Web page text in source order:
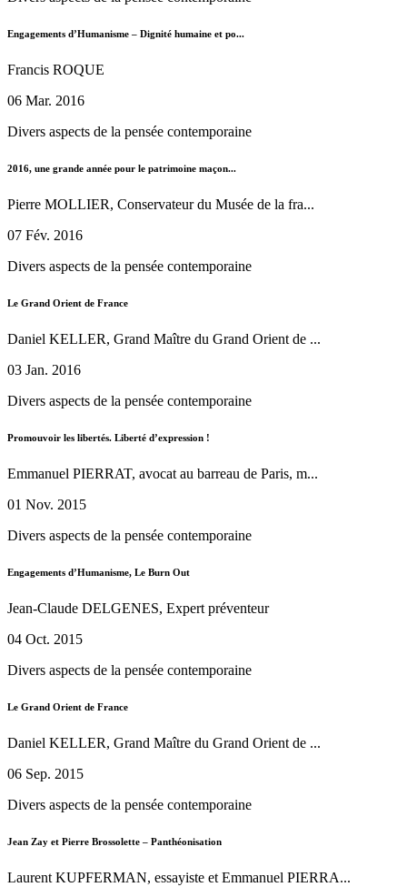
Engagements d’Humanisme – Dignité humaine et po...
Francis ROQUE
06 Mar. 2016
Divers aspects de la pensée contemporaine
2016, une grande année pour le patrimoine maçon...
Pierre MOLLIER, Conservateur du Musée de la fra...
07 Fév. 2016
Divers aspects de la pensée contemporaine
Le Grand Orient de France
Daniel KELLER, Grand Maître du Grand Orient de ...
03 Jan. 2016
Divers aspects de la pensée contemporaine
Promouvoir les libertés. Liberté d’expression !
Emmanuel PIERRAT, avocat au barreau de Paris, m...
01 Nov. 2015
Divers aspects de la pensée contemporaine
Engagements d’Humanisme, Le Burn Out
Jean-Claude DELGENES, Expert préventeur
04 Oct. 2015
Divers aspects de la pensée contemporaine
Le Grand Orient de France
Daniel KELLER, Grand Maître du Grand Orient de ...
06 Sep. 2015
Divers aspects de la pensée contemporaine
Jean Zay et Pierre Brossolette – Panthéonisation
Laurent KUPFERMAN, essayiste et Emmanuel PIERRA...